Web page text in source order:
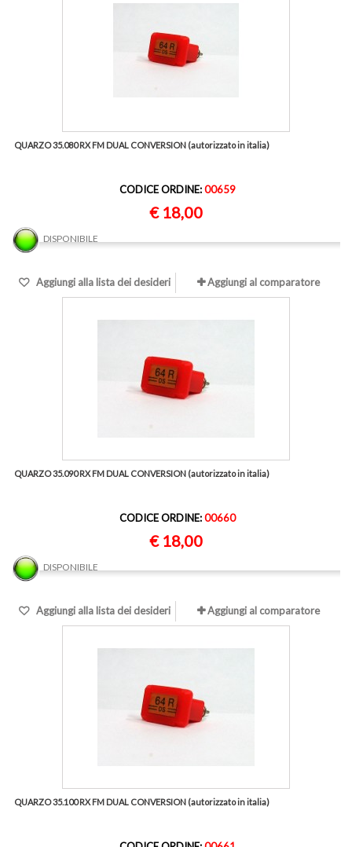
QUARZO 35.080 RX FM DUAL CONVERSION (autorizzato in italia)
CODICE ORDINE:00659
€ 18,00
DISPONIBILE
Aggiungi alla lista dei desideri Aggiungi al comparatore
QUARZO 35.090 RX FM DUAL CONVERSION (autorizzato in italia)
CODICE ORDINE:00660
€ 18,00
DISPONIBILE
Aggiungi alla lista dei desideri Aggiungi al comparatore
QUARZO 35.100 RX FM DUAL CONVERSION (autorizzato in italia)